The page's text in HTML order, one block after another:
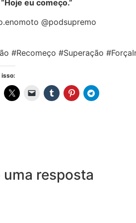
“Hoje eu começo.”
@podsupremo
#Recomeço #Superação
isso:
uma resposta